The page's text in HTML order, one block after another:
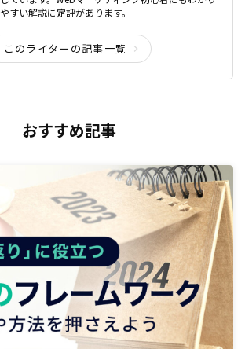
やすい解説に定評があります。
このライターの記事一覧
おすすめ記事